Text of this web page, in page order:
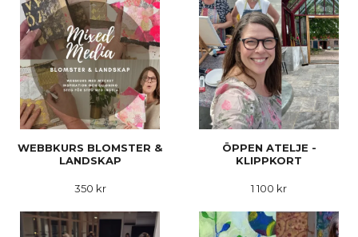
WEBBKURS BLOMSTER &
LANDSKAP
350 kr
ÖPPEN ATELJE -
KLIPPKORT
1 100 kr